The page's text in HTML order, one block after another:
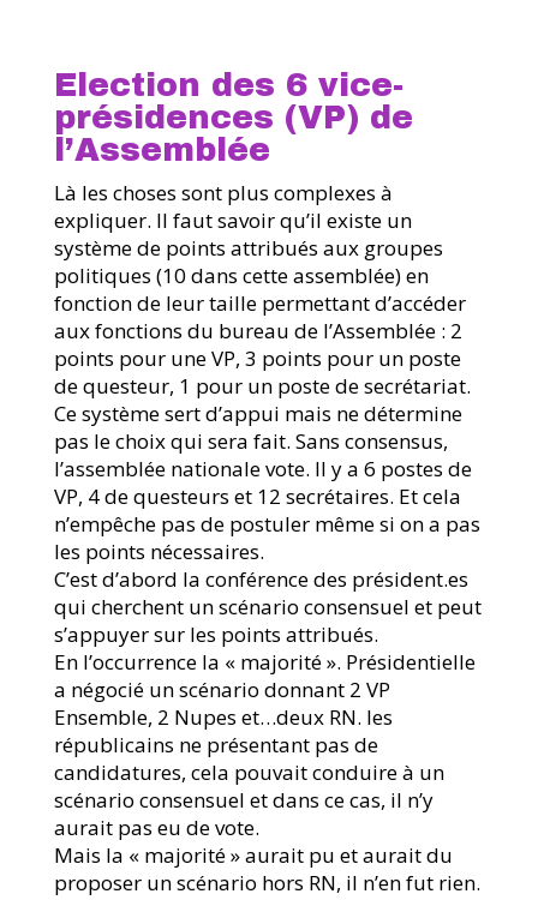
Election des 6 vice-
présidences (VP) de
l’Assemblée
Là les choses sont plus complexes à
expliquer. Il faut savoir qu’il existe un
système de points attribués aux groupes
politiques (10 dans cette assemblée) en
fonction de leur taille permettant d’accéder
aux fonctions du bureau de l’Assemblée : 2
points pour une VP, 3 points pour un poste
de questeur, 1 pour un poste de secrétariat.
Ce système sert d’appui mais ne détermine
pas le choix qui sera fait. Sans consensus,
l’assemblée nationale vote. Il y a 6 postes de
VP, 4 de questeurs et 12 secrétaires. Et cela
n’empêche pas de postuler même si on a pas
les points nécessaires.
C’est d’abord la conférence des président.es
qui cherchent un scénario consensuel et peut
s’appuyer sur les points attribués.
En l’occurrence la « majorité ». Présidentielle
a négocié un scénario donnant 2 VP
Ensemble, 2 Nupes et…deux RN. les
républicains ne présentant pas de
candidatures, cela pouvait conduire à un
scénario consensuel et dans ce cas, il n’y
aurait pas eu de vote.
Mais la « majorité » aurait pu et aurait du
proposer un scénario hors RN, il n’en fut rien.